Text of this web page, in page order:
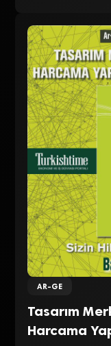
AR-GE
Tasarım
Harcama